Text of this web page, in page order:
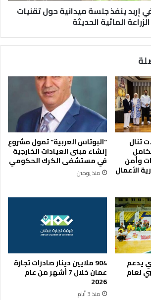
في إربد ينفذ جلسة ميدانية حول تقنيات
الزراعة المائية الحديثة
تنال
وأمن
الأعمال
“البوتاس العربية” تمول مشروع
إنشاء مبنى العيادات الخارجية
في مستشفى الكرك الحكومي
منذ يومين
يدعم
لعام
904 ملايين دينار صادرات تجارة
عمان خلال 7 أشهر من عام
2026
منذ 3 أيام